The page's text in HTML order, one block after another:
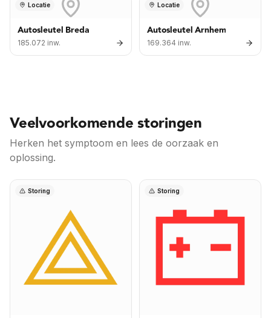
Locatie
Autosleutel Breda
185.072 inw.
Locatie
Autosleutel Arnhem
169.364 inw.
Veelvoorkomende storingen
Herken het symptoom en lees de oorzaak en
oplossing.
Storing Storing